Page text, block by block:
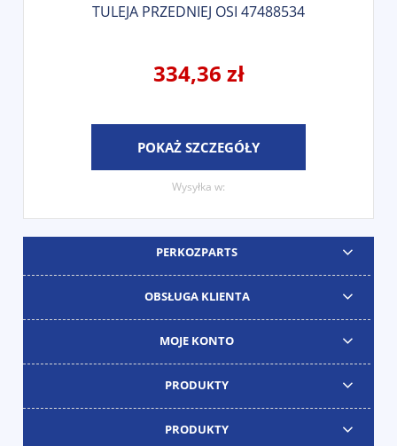
TULEJA PRZEDNIEJ OSI 47488534
334,36 zł
POKAŻ SZCZEGÓŁY
Wysyłka w:
PERKOZPARTS
OBSŁUGA KLIENTA
MOJE KONTO
PRODUKTY
PRODUKTY